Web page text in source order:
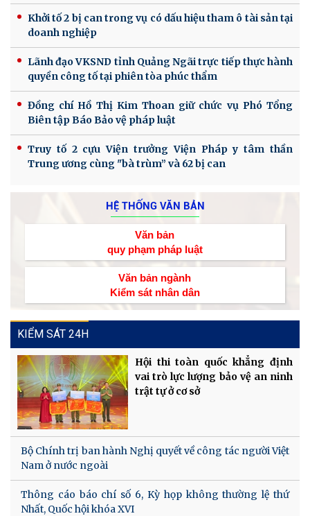
Khởi tố 2 bị can trong vụ có dấu hiệu tham ô tài sản tại
doanh nghiệp
Lãnh đạo VKSND tỉnh Quảng Ngãi trực tiếp thực hành
quyền công tố tại phiên tòa phúc thẩm
Đồng chí Hồ Thị Kim Thoan giữ chức vụ Phó Tổng
Biên tập Báo Bảo vệ pháp luật
Truy tố 2 cựu Viện trưởng Viện Pháp y tâm thần
Trung ương cùng "bà trùm” và 62 bị can
HỆ THỐNG VĂN BẢN
Văn bản
quy phạm pháp luật
Văn bản ngành
Kiểm sát nhân dân
KIỂM SÁT 24H
Hội thi toàn quốc khẳng định
vai trò lực lượng bảo vệ an ninh
trật tự ở cơ sở
Bộ Chính trị ban hành Nghị quyết về công tác người Việt
Nam ở nước ngoài
Thông cáo báo chí số 6, Kỳ họp không thường lệ thứ
Nhất, Quốc hội khóa XVI